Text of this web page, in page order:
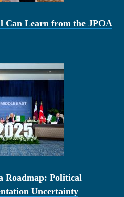
Can Learn from the JPOA
Roadmap: Political
Uncertainty